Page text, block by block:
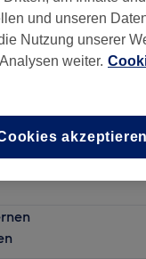
Neuanlage
und unseren
Nutzung unserer
weiter.